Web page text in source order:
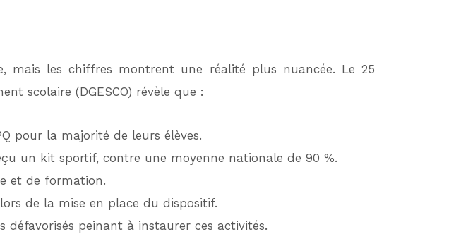
mais les chiffres montrent une réalité plus nuancée. Le 25
scolaire (DGESCO) révèle que :
pour la majorité de leurs élèves.
un kit sportif, contre une moyenne nationale de 90 %.
et de formation.
de la mise en place du dispositif.
défavorisés peinant à instaurer ces activités.